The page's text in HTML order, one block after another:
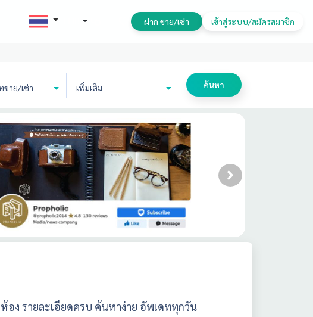
ฝาก ขาย/เช่า เข้าสู่ระบบ/สมัครสมาชิก
ขาย/เช่า เพิ่มเติม ค้นหา
อง รายละเอียดครบ ค้นหาง่าย อัพเดททุกวัน